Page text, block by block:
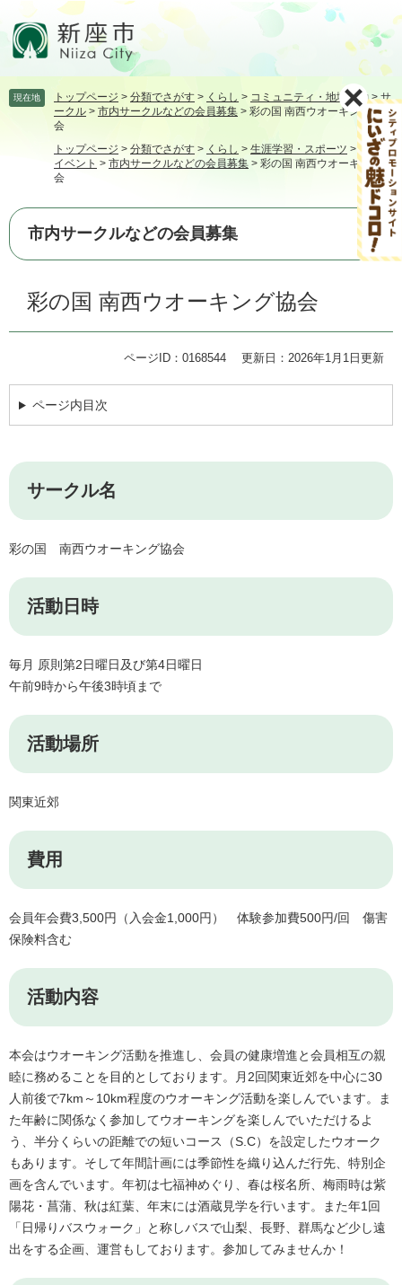
頭飛
へ
現在地 トップページ > 分類でさがす > くらし > コミュニティ・地域活動 >サ
ークル > 市内サークルなどの会員募集 > 彩の国 南西ウオーキング協
会
トップページ > 分類でさがす > くらし > 生涯学習・スポーツ >講座・
イベント > 市内サークルなどの会員募集 > 彩の国 南西ウオーキング協
会
市内サークルなどの会員募集
彩の国 南西ウオーキング協会
ページID：0168544 更新日：2026年1月1日更新
ページ内目次
サークル名
彩の国 南西ウオーキング協会
活動日時
毎月 原則第2日曜日及び第4日曜日
午前9時から午後3時頃まで
活動場所
関東近郊
費用
会員年会費3,500円（入会金1,000円） 体験参加費500円/回 傷害
保険料含む
活動内容
本会はウオーキング活動を推進し、会員の健康増進と会員相互の親
睦に務めることを目的としております。月2回関東近郊を中心に30
人前後で7km～10km程度のウオーキング活動を楽しんでいます。ま
た年齢に関係なく参加してウオーキングを楽しんでいただけるよ
う、半分くらいの距離での短いコース（S.C）を設定したウオーク
もあります。そして年間計画には季節性を織り込んだ行先、特別企
画を含んでいます。年初は七福神めぐり、春は桜名所、梅雨時は紫
陽花・菖蒲、秋は紅葉、年末には酒蔵見学を行います。また年1回
「日帰りバスウォーク」と称しバスで山梨、長野、群馬など少し遠
出をする企画、運営もしております。参加してみませんか！